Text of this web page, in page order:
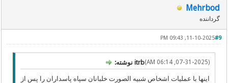
Mehrbod
گرداننده
#9
11-10-2025, 09:43 PM
(07-31-2025, 06:14 AM) itrb نوشته:
اینها با عملیات اشخاص شبیه الصورت خلبانان سپاه پاسداران را پس از